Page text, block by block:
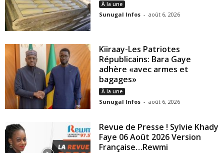
À la une
Sunugal Infos - août 6, 2026
Kiiraay-Les Patriotes
Républicains: Bara Gaye
adhère «avec armes et
bagages»
À la une
Sunugal Infos - août 6, 2026
Revue de Presse ! Sylvie Khady
Faye 06 Août 2026 Version
Française…Rewmi